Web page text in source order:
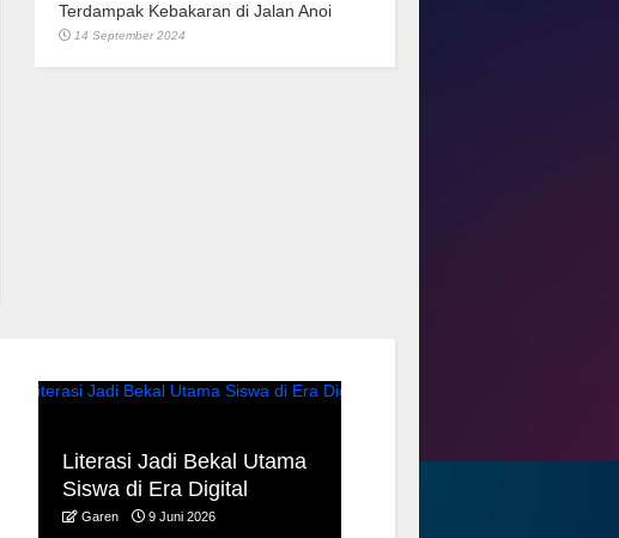
Terdampak Kebakaran di Jalan Anoi
14 September 2024
Literasi Jadi Bekal Utama
Siswa di Era Digital
Garen 9 Juni 2026
Harus Jadi Perhatian